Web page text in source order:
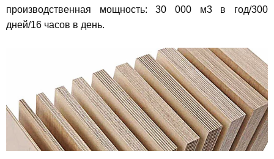
производственная мощность: 30 000 м3 в год/300
дней/16 часов в день.